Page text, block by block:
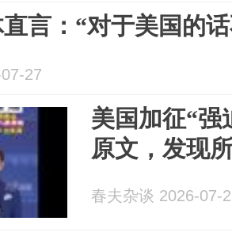
直言：“对于美国的
27
美国加征“强
原文，发现
春夫杂谈 2026-07-